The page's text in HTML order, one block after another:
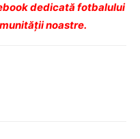
dedicată fotbalului
noastre.